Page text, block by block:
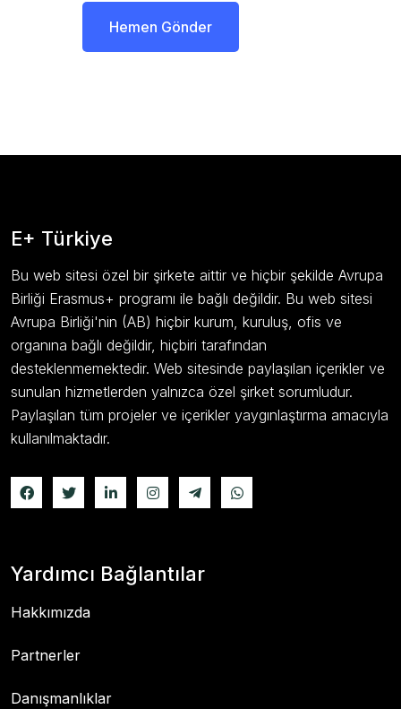
Hemen Gönder
E+ Türkiye
Bu web sitesi özel bir şirkete aittir ve hiçbir şekilde Avrupa
Birliği Erasmus+ programı ile bağlı değildir. Bu web sitesi
Avrupa Birliği'nin (AB) hiçbir kurum, kuruluş, ofis ve
organına bağlı değildir, hiçbiri tarafından
desteklenmemektedir. Web sitesinde paylaşılan içerikler ve
sunulan hizmetlerden yalnızca özel şirket sorumludur.
Paylaşılan tüm projeler ve içerikler yaygınlaştırma amacıyla
kullanılmaktadır.
Yardımcı Bağlantılar
Hakkımızda
Partnerler
Danışmanlıklar